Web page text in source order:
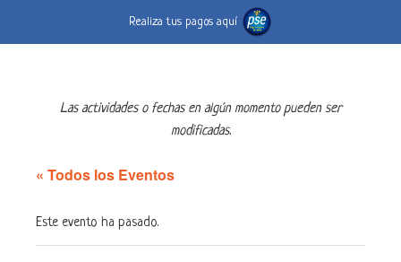
Realiza tus pagos aquí
Las actividades o fechas en algún momento pueden ser
modificadas.
« Todos los Eventos
Este evento ha pasado.